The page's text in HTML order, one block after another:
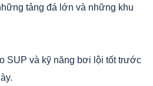
tảng đá lớn và những khu
SUP và kỹ năng bơi lội tốt trước